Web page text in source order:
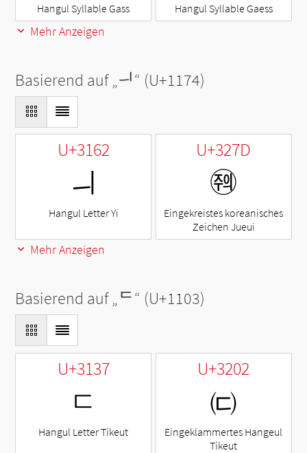
Hangul Syllable Gass Hangul Syllable Gaess
Mehr Anzeigen
Basierend auf „ᅴ“ (U+1174)
U+3162
ㅢ
Hangul Letter Yi
U+327D
㉽
Eingekreistes koreanisches
Zeichen Jueui
Mehr Anzeigen
Basierend auf „ᄃ“ (U+1103)
U+3137
ㄷ
Hangul Letter Tikeut
U+3202
㈂
Eingeklammertes Hangeul
Tikeut